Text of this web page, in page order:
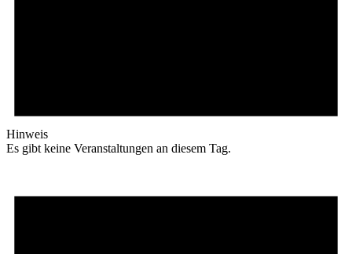
Hinweis
Es gibt keine Veranstaltungen an diesem Tag.